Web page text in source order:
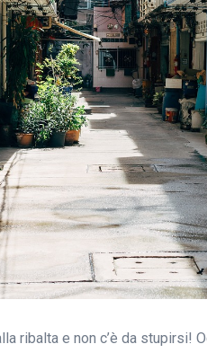
ribalta e non c’è da stupirsi!